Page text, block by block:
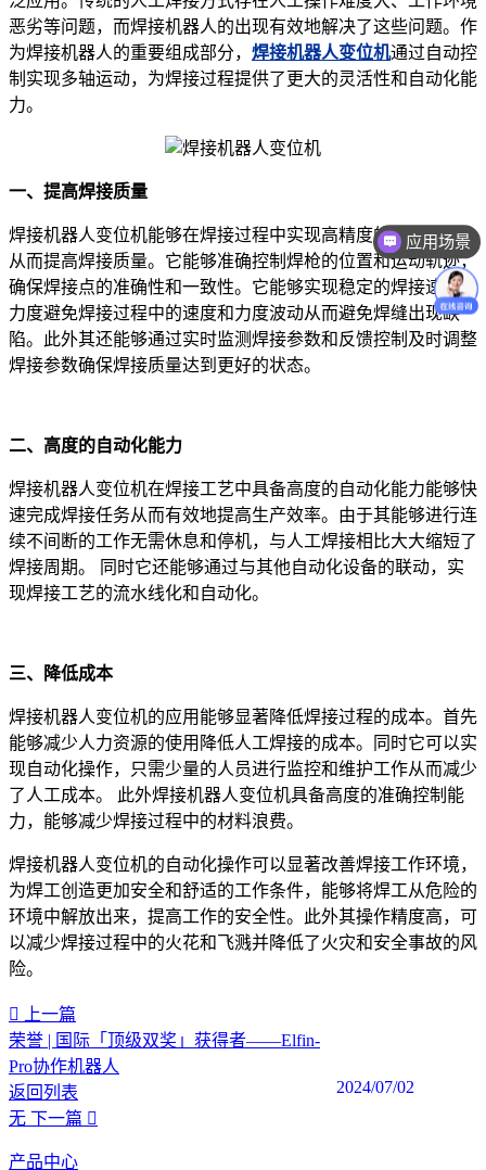
恶劣等问题，而焊接机器人的出现有效地解决了这些问题。作
为焊接机器人的重要组成部分， 焊接机器人变位机通过自动控
制实现多轴运动，为焊接过程提供了更大的灵活性和自动化能
力。
一、提高焊接质量
焊接机器人变位机能够在焊接过程中实现高精度的运动控制，
从而提高焊接质量。它能够准确控制焊枪的位置和运动轨迹，
确保焊接点的准确性和一致性。它能够实现稳定的焊接速度和
力度避免焊接过程中的速度和力度波动从而避免焊缝出现缺
陷。此外其还能够通过实时监测焊接参数和反馈控制及时调整
焊接参数确保焊接质量达到更好的状态。
二、高度的自动化能力
焊接机器人变位机在焊接工艺中具备高度的自动化能力能够快
速完成焊接任务从而有效地提高生产效率。由于其能够进行连
续不间断的工作无需休息和停机，与人工焊接相比大大缩短了
焊接周期。
同时它还能够通过与其他自动化设备的联动，实
现焊接工艺的流水线化和自动化。
三、降低成本
焊接机器人变位机的应用能够显著降低焊接过程的成本。首先
能够减少人力资源的使用降低人工焊接的成本。同时它可以实
现自动化操作，只需少量的人员进行监控和维护工作从而减少
了人工成本。
此外焊接机器人变位机具备高度的准确控制能
力，能够减少焊接过程中的材料浪费。
焊接机器人变位机的自动化操作可以显著改善焊接工作环境，
为焊工创造更加安全和舒适的工作条件，能够将焊工从危险的
环境中解放出来，提高工作的安全性。此外其操作精度高，可
以减少焊接过程中的火花和飞溅并降低了火灾和安全事故的风
险。
上一篇
荣誉 | 国际「顶级双奖」获得者——Elfin-
Pro协作机器人
2024/07/02
返回列表
无 下一篇
产品中心
应用场景